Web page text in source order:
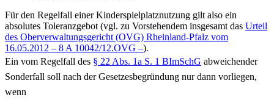
Für den Regelfall einer Kinderspielplatznutzung gilt also ein
absolutes Toleranzgebot (vgl. zu Vorstehendem insgesamt das Urteil
des Oberverwaltungsgericht (OVG) Rheinland-Pfalz vom
16.05.2012 – 8 A 10042/12.OVG –).
Ein vom Regelfall des § 22 Abs. 1a S. 1 BImSchG abweichender
Sonderfall soll nach der Gesetzesbegründung nur dann vorliegen,
wenn